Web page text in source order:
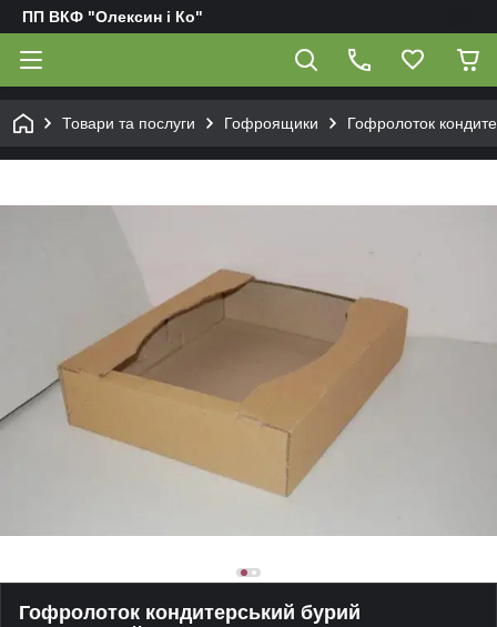
ПП ВКФ "Олексин і Ко"
Товари та послуги Гофроящики Гофролоток
Гофролоток кондитерський бурий